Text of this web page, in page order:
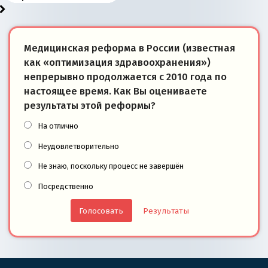
Медицинская реформа в России (известная
как «оптимизация здравоохранения»)
непрерывно продолжается с 2010 года по
настоящее время. Как Вы оцениваете
результаты этой реформы?
На отлично
Неудовлетворительно
Не знаю, поскольку процесс не завершён
Посредственно
Результаты